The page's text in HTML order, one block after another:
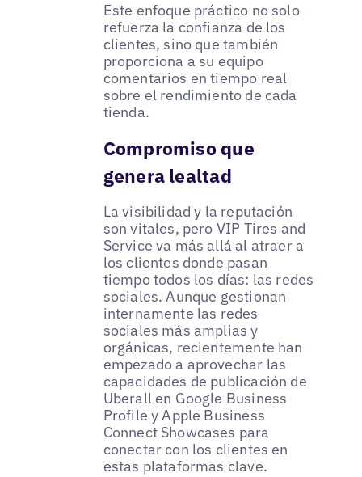
Este enfoque práctico no solo
refuerza la confianza de los
clientes, sino que también
proporciona a su equipo
comentarios en tiempo real
sobre el rendimiento de cada
tienda.
Compromiso que
genera lealtad
La visibilidad y la reputación
son vitales, pero VIP Tires and
Service va más allá al atraer a
los clientes donde pasan
tiempo todos los días: las redes
sociales. Aunque gestionan
internamente las redes
sociales más amplias y
orgánicas, recientemente han
empezado a aprovechar las
capacidades de publicación de
Uberall en Google Business
Profile y Apple Business
Connect Showcases para
conectar con los clientes en
estas plataformas clave.